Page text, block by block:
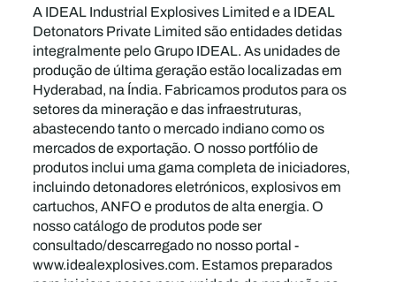
A IDEAL Industrial Explosives Limited e a IDEAL
Detonators Private Limited são entidades detidas
integralmente pelo Grupo IDEAL. As unidades de
produção de última geração estão localizadas em
Hyderabad, na Índia. Fabricamos produtos para os
setores da mineração e das infraestruturas,
abastecendo tanto o mercado indiano como os
mercados de exportação. O nosso portfólio de
produtos inclui uma gama completa de iniciadores,
incluindo detonadores eletrónicos, explosivos em
cartuchos, ANFO e produtos de alta energia. O
nosso catálogo de produtos pode ser
consultado/descarregado no nosso portal -
www.idealexplosives.com. Estamos preparados